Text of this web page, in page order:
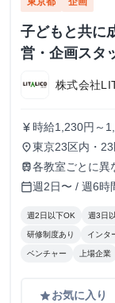
子どもと共に
営・企画スタ
株式会社
currency_yen 時給1,230円～
place東京23区内・
川崎
train各教室ごとに異
calendar_today週2日〜 / 週6時
週2日以下OK 週3日
研修制度あり インタ
ベンチャー 上場企業
gradeお気に入り